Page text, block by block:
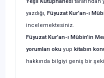
yazdığı, Füyuzat Kur’an-ı
incelemektesiniz.
Füyuzat Kur’an-ı Mübin’in
yorumları oku yup kitabın
hakkında bilgiyi geniş bir